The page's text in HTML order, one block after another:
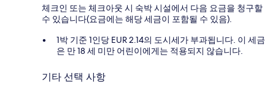
체크인 또는 체크아웃 시 숙박 시설에서 다음 요금을 청구할
수 있습니다(요금에는 해당 세금이 포함될 수 있음).
1박 기준 1인당 EUR 2.14의 도시세가 부과됩니다. 이 세금
은 만 18 세 미만 어린이에게는 적용되지 않습니다.
기타 선택 사항